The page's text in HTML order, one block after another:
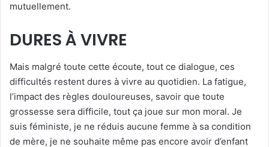
mutuellement.
DURES À VIVRE
Mais malgré toute cette écoute, tout ce dialogue, ces
difficultés restent dures à vivre au quotidien. La fatigue,
l’impact des règles douloureuses, savoir que toute
grossesse sera difficile, tout ça joue sur mon moral. Je
suis féministe, je ne réduis aucune femme à sa condition
de mère, je ne souhaite même pas encore avoir d’enfant